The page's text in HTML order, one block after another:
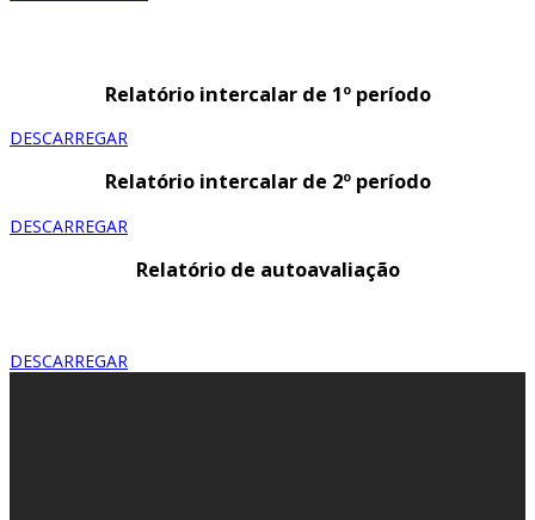
Relatório intercalar de 1º período
DESCARREGAR
Relatório intercalar de 2º período
DESCARREGAR
Relatório de autoavaliação
DESCARREGAR